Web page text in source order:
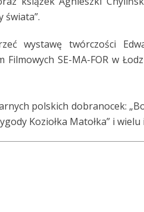
świata”.
wystawę twórczości
Filmowych SE-MA-FOR w
polskich dobranocek:
Koziołka Matołka” i wielu